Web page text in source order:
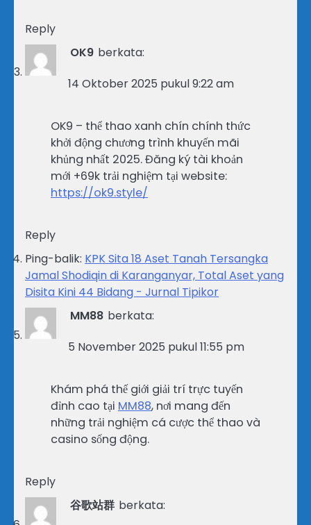
Reply
OK9 berkata:
14 Oktober 2025 pukul 9:22 am
OK9 – thể thao xanh chín chính thức
khởi động chương trình khuyến mãi
khủng nhất 2025. Đăng ký tài khoản
mới +69k trải nghiệm tại website:
https://ok9.style/
Reply
Ping-balik: KPK Sita 18 Aset Tanah Tersangka
Jamal Shodiqin di Karanganyar, Total Aset yang
Disita Kini 44 Bidang - Jurnal Tipikor
MM88 berkata:
5 November 2025 pukul 11:55 pm
Khám phá thế giới giải trí trực tuyến
đỉnh cao tại MM88, nơi mang đến
những trải nghiệm cá cược thể thao và
casino sống động.
Reply
谷歌站群 berkata: